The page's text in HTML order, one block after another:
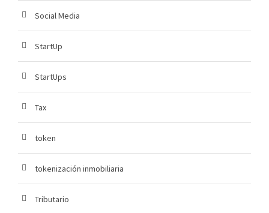
Social Media
StartUp
StartUps
Tax
token
tokenización inmobiliaria
Tributario